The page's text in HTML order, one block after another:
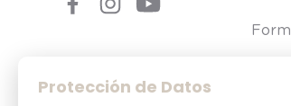
Protección de Datos